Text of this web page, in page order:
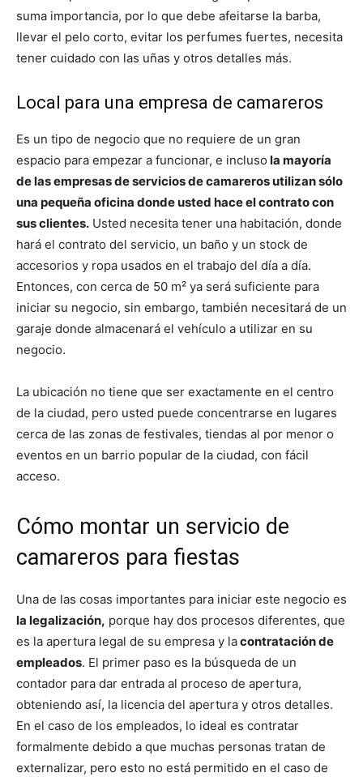
suma importancia, por lo que debe afeitarse la barba,
llevar el pelo corto, evitar los perfumes fuertes, necesita
tener cuidado con las uñas y otros detalles más.
Local para una empresa de camareros
Es un tipo de negocio que no requiere de un gran
espacio para empezar a funcionar, e incluso la mayoría
de las empresas de servicios de camareros utilizan sólo
una pequeña oficina donde usted hace el contrato con
sus clientes. Usted necesita tener una habitación, donde
hará el contrato del servicio, un baño y un stock de
accesorios y ropa usados ​​en el trabajo del día a día.
Entonces, con cerca de 50 m² ya será suficiente para
iniciar su negocio, sin embargo, también necesitará de un
garaje donde almacenará el vehículo a utilizar en su
negocio.
La ubicación no tiene que ser exactamente en el centro
de la ciudad, pero usted puede concentrarse en lugares
cerca de las zonas de festivales, tiendas al por menor o
eventos en un barrio popular de la ciudad, con fácil
acceso.
Cómo montar un servicio de
camareros para fiestas
Una de las cosas importantes para iniciar este negocio es
la legalización, porque hay dos procesos diferentes, que
es la apertura legal de su empresa y lacontratación de
empleados. El primer paso es la búsqueda de un
contador para dar entrada al proceso de apertura,
obteniendo así, la licencia del apertura y otros detalles.
En el caso de los empleados, lo ideal es contratar
formalmente debido a que muchas personas tratan de
externalizar, pero esto no está permitido en el caso de